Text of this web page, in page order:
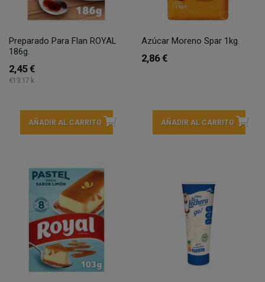
Preparado Para Flan ROYAL
186g.
2,45 €
€13.17 k
AÑADIR AL CARRITO
Azúcar Moreno Spar 1kg.
2,86 €
AÑADIR AL CARRITO